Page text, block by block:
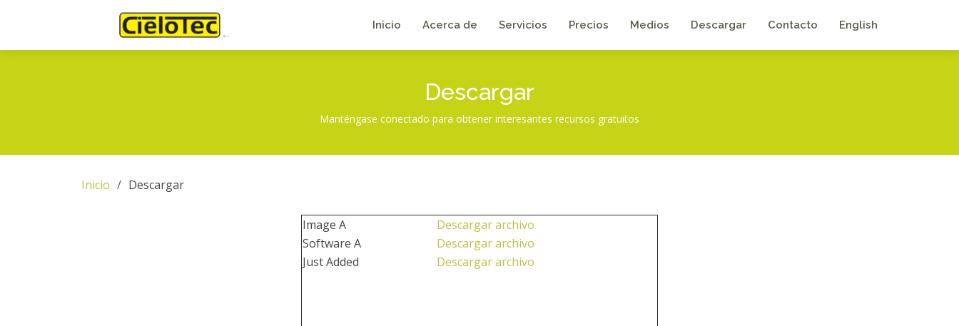
Inicio Acerca de Servicios Precios Medios Descargar Contacto English
Descargar
Manténgase conectado para obtener interesantes recursos gratuitos
Inicio Descargar
Image A
Descargar archivo
Software A
Descargar archivo
Just Added
Descargar archivo